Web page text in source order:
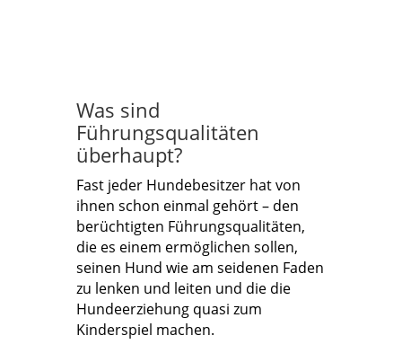
Was sind
Führungsqualitäten
überhaupt?
Fast jeder Hundebesitzer hat von
ihnen schon einmal gehört – den
berüchtigten Führungsqualitäten,
die es einem ermöglichen sollen,
seinen Hund wie am seidenen Faden
zu lenken und leiten und die die
Hundeerziehung quasi zum
Kinderspiel machen.